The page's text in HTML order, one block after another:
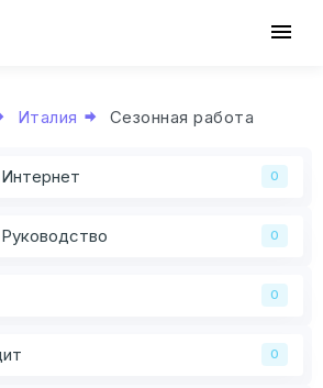
Италия Сезонная работа
0
0
0
0